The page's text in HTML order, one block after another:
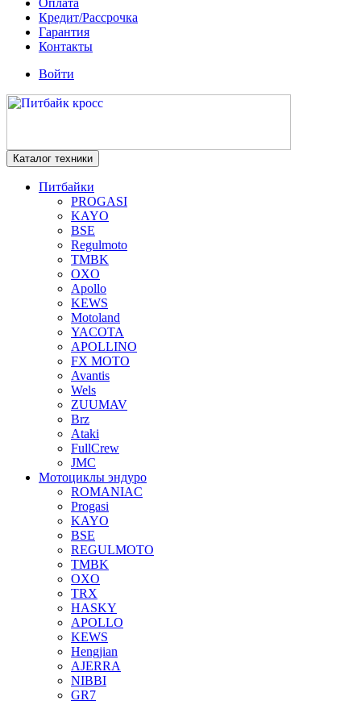
Оплата
Кредит/Рассрочка
Гарантия
Контакты
Войти
Каталог техники
Питбайки
PROGASI
KAYO
BSE
Regulmoto
TMBK
OXO
Apollo
KEWS
Motoland
YACOTA
APOLLINO
FX MOTO
Avantis
Wels
ZUUMAV
Brz
Ataki
FullCrew
JMC
Мотоциклы эндуро
ROMANIAC
Progasi
KAYO
BSE
REGULMOTO
TMBK
OXO
TRX
HASKY
APOLLO
KEWS
Hengjian
AJERRA
NIBBI
GR7